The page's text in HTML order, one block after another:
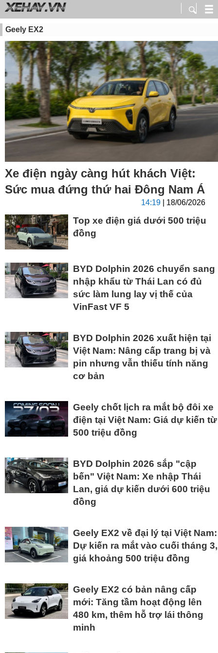
Geely EX2
Xe điện ngày càng hút khách Việt:
Sức mua đứng thứ hai Đông Nam Á
14:19 | 18/06/2026
Top xe điện giá dưới 500 triệu
đồng
BYD Dolphin 2026 chuyển sang
nhập khẩu từ Thái Lan có đủ
sức làm lung lay vị thế của
VinFast VF 5
BYD Dolphin 2026 xuất hiện tại
Việt Nam: Nâng cấp trang bị và
pin nhưng vẫn thiếu tính năng
cơ bản
Geely chốt lịch ra mắt bộ đôi xe
điện tại Việt Nam: Giá dự kiến từ
500 triệu đồng
BYD Dolphin 2026 sắp "cập
bến" Việt Nam: Xe nhập Thái
Lan, giá dự kiến dưới 600 triệu
đồng
Geely EX2 về đại lý tại Việt Nam:
Dự kiến ra mắt vào cuối tháng 3,
giá khoảng 500 triệu đồng
Geely EX2 có bản nâng cấp
mới: Tăng tầm hoạt động lên
480 km, thêm hỗ trợ lái thông
minh